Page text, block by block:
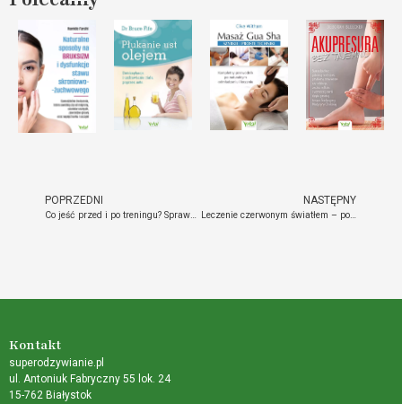
POPRZEDNI
Co jeść przed i po treningu? Sprawdzone wskazówki, które dodają siły i przyspieszają efekty
NASTĘPNY
Leczenie czerwonym światłem – poznaj 10 udowodnionych korzyści
Kontakt
superodzywianie.pl
ul. Antoniuk Fabryczny 55 lok. 24
15-762 Białystok